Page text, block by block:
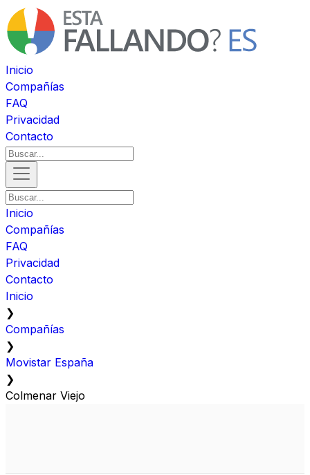
Inicio
Compañías
FAQ
Privacidad
Contacto
Inicio
Compañías
FAQ
Privacidad
Contacto
Inicio
❯
Compañías
❯
Movistar España
❯
Colmenar Viejo